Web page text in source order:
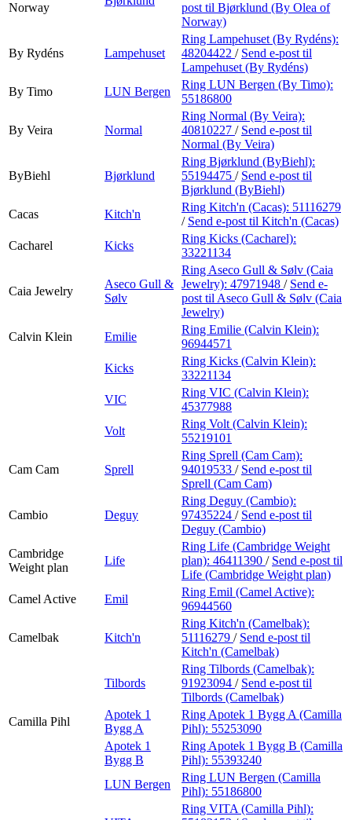
Norway post til Bjørklund (By Olea of
Norway)
By Rydéns Lampehuset
Ring Lampehuset (By Rydéns):
48204422 / Send e-post til
Lampehuset (By Rydéns)
By Timo
LUN Bergen
Ring LUN Bergen (By Timo):
55186800
By Veira Normal
Ring Normal (By Veira):
40810227 / Send e-post til
Normal (By Veira)
ByBiehl Bjørklund
Ring Bjørklund (ByBiehl):
55194475 / Send e-post til
Bjørklund (ByBiehl)
Cacas
Kitch'n
Ring Kitch'n (Cacas): 51116279
/ Send e-post til Kitch'n (Cacas)
Cacharel
Kicks
Ring Kicks (Cacharel):
33221134
Caia Jewelry
Aseco Gull &
Sølv
Ring Aseco Gull & Sølv (Caia
Jewelry): 47971948 / Send e-
post til Aseco Gull & Sølv (Caia
Jewelry)
Calvin Klein
Emilie
Ring Emilie (Calvin Klein):
96944571
Kicks
Ring Kicks (Calvin Klein):
33221134
VIC
Ring VIC (Calvin Klein):
45377988
Volt
Ring Volt (Calvin Klein):
55219101
Cam Cam Sprell
Ring Sprell (Cam Cam):
94019533 / Send e-post til
Sprell (Cam Cam)
Cambio Deguy
Ring Deguy (Cambio):
97435224 / Send e-post til
Deguy (Cambio)
Cambridge
Weight plan
Life
Ring Life (Cambridge Weight
plan): 46411390 / Send e-post til
Life (Cambridge Weight plan)
Camel Active
Emil
Ring Emil (Camel Active):
96944560
Camelbak Kitch'n
Ring Kitch'n (Camelbak):
51116279 / Send e-post til
Kitch'n (Camelbak)
Tilbords
Ring Tilbords (Camelbak):
91923094 / Send e-post til
Tilbords (Camelbak)
Camilla Pihl
Apotek 1
Bygg A
Ring Apotek 1 Bygg A (Camilla
Pihl): 55253090
Apotek 1
Bygg B
Ring Apotek 1 Bygg B (Camilla
Pihl): 55393240
LUN Bergen
Ring LUN Bergen (Camilla
Pihl): 55186800
Ring VITA (Camilla Pihl):